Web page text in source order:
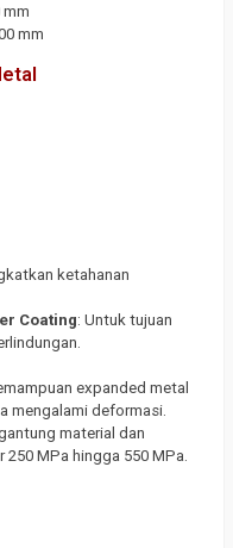
mm
mm
ketahanan
Coating: Untuk tujuan
expanded metal
mengalami deformasi.
material dan
MPa hingga 550 MPa.